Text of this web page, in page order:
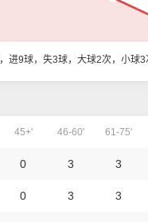
，进9球，失3球，大球2次，小球3
45+' 46-60' 61-75'
0 3 3
0 3 3